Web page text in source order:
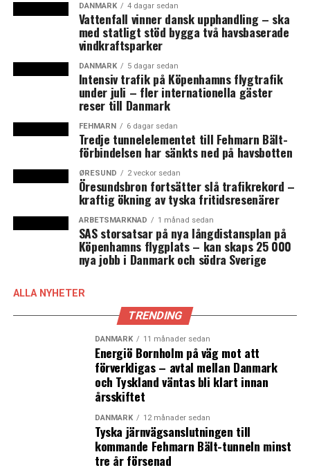
arkitektur, och det gör vi genom att arbeta tillsammans
med de bästa. Vi påbörjade en resa 2016, och i ÅF ingår
nu tegn_3 i Norge och både sandellsandberg och
Koncept Stockholm i Sverige. Gottlieb Paludan
Architects har ett starkt varumärke och är ett naturligt
nästa steg i expansionen”, säger Jonas Gustavsson, vd
och koncernchef ÅF, i ett pressmeddelande.
ÅF har cirka 10 000 anställda och kontor i mer än 30
länder. (News Øresund)
Dansk svinproduktion den lägsta på 25 år
Lego-familjen investerar tre miljarder i skånska golv-
och klickmöbelföretaget Välinge Group
DANMARK 4 dagar sedan
Vattenfall vinner dansk upphandling – ska
med statligt stöd bygga två havsbaserade
vindkraftsparker
DANMARK 5 dagar sedan
Intensiv trafik på Köpenhamns flygtrafik
under juli – fler internationella gäster
reser till Danmark
FEHMARN 6 dagar sedan
Tredje tunnelelementet till Fehmarn Bält-
förbindelsen har sänkts ned på havsbotten
ØRESUND 2 veckor sedan
Öresundsbron fortsätter slå trafikrekord –
kraftig ökning av tyska fritidsresenärer
ARBETSMARKNAD 1 månad sedan
SAS storsatsar på nya långdistansplan på
Köpenhamns flygplats – kan skaps 25 000
nya jobb i Danmark och södra Sverige
ALLA NYHETER
TRENDING
DANMARK 11 månader sedan
Energiö Bornholm på väg mot att
förverkligas – avtal mellan Danmark
och Tyskland väntas bli klart innan
årsskiftet
DANMARK 12 månader sedan
Tyska järnvägsanslutningen till
kommande Fehmarn Bält-tunneln minst
tre år försenad